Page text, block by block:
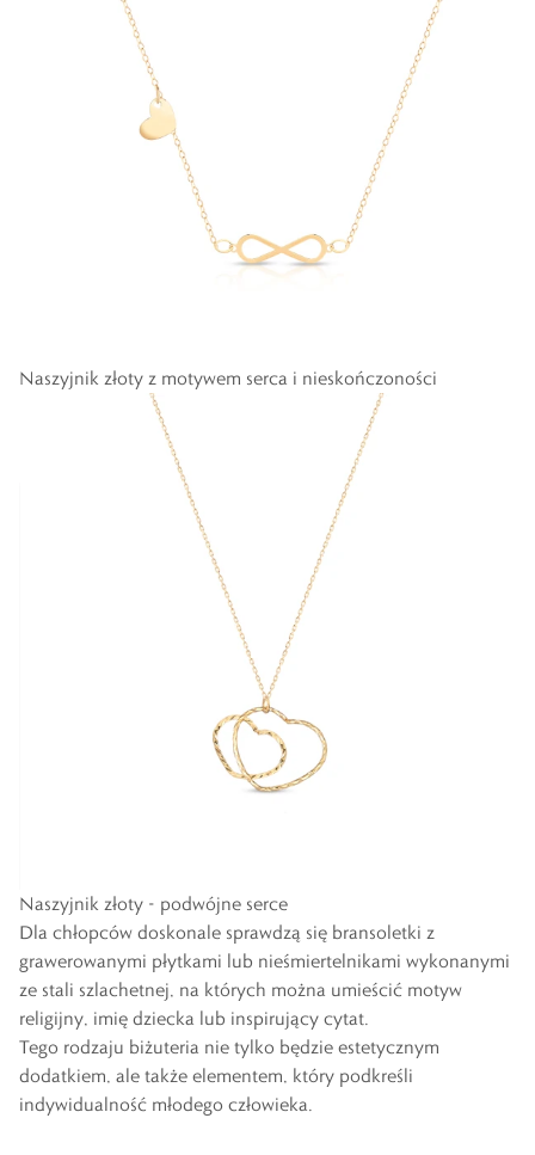
Naszyjnik złoty z motywem serca i nieskończoności
Naszyjnik złoty - podwójne serce
Dla chłopców doskonale sprawdzą się bransoletki z
grawerowanymi płytkami lub nieśmiertelnikami wykonanymi
ze stali szlachetnej, na których można umieścić motyw
religijny, imię dziecka lub inspirujący cytat.
Tego rodzaju biżuteria nie tylko będzie estetycznym
dodatkiem, ale także elementem, który podkreśli
indywidualność młodego człowieka.